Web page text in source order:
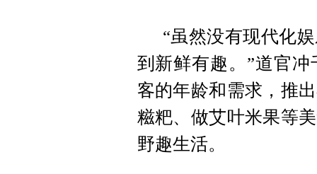
“虽然没有现代化
到新鲜有趣。”道官
客的年龄和需求，推
糍粑、做艾叶米果等
野趣生活。